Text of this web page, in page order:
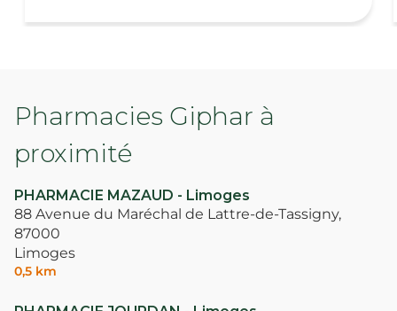
Pharmacies Giphar à
proximité
PHARMACIE MAZAUD - Limoges
88 Avenue du Maréchal de Lattre-de-Tassigny,
87000
Limoges
0,5 km